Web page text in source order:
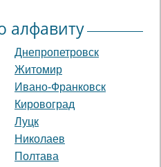
алфавиту
Днепропетровск
Житомир
Ивано-Франковск
Кировоград
Луцк
Николаев
Полтава